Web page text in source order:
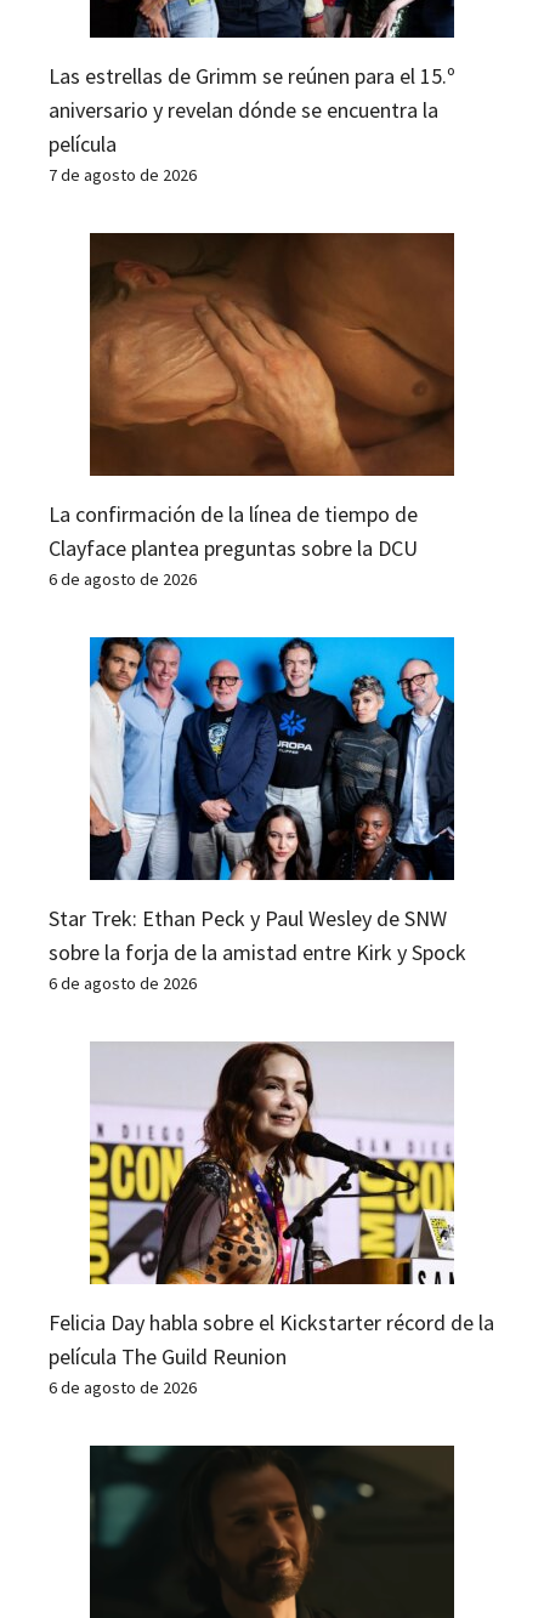
Las estrellas de Grimm se reúnen para el 15.º
aniversario y revelan dónde se encuentra la
película
7 de agosto de 2026
La confirmación de la línea de tiempo de
Clayface plantea preguntas sobre la DCU
6 de agosto de 2026
Star Trek: Ethan Peck y Paul Wesley de SNW
sobre la forja de la amistad entre Kirk y Spock
6 de agosto de 2026
Felicia Day habla sobre el Kickstarter récord de la
película The Guild Reunion
6 de agosto de 2026